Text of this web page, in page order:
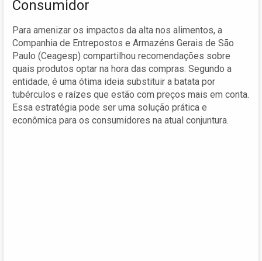
Consumidor
Para amenizar os impactos da alta nos alimentos, a
Companhia de Entrepostos e Armazéns Gerais de São
Paulo (Ceagesp) compartilhou recomendações sobre
quais produtos optar na hora das compras. Segundo a
entidade, é uma ótima ideia substituir a batata por
tubérculos e raízes que estão com preços mais em conta.
Essa estratégia pode ser uma solução prática e
econômica para os consumidores na atual conjuntura.